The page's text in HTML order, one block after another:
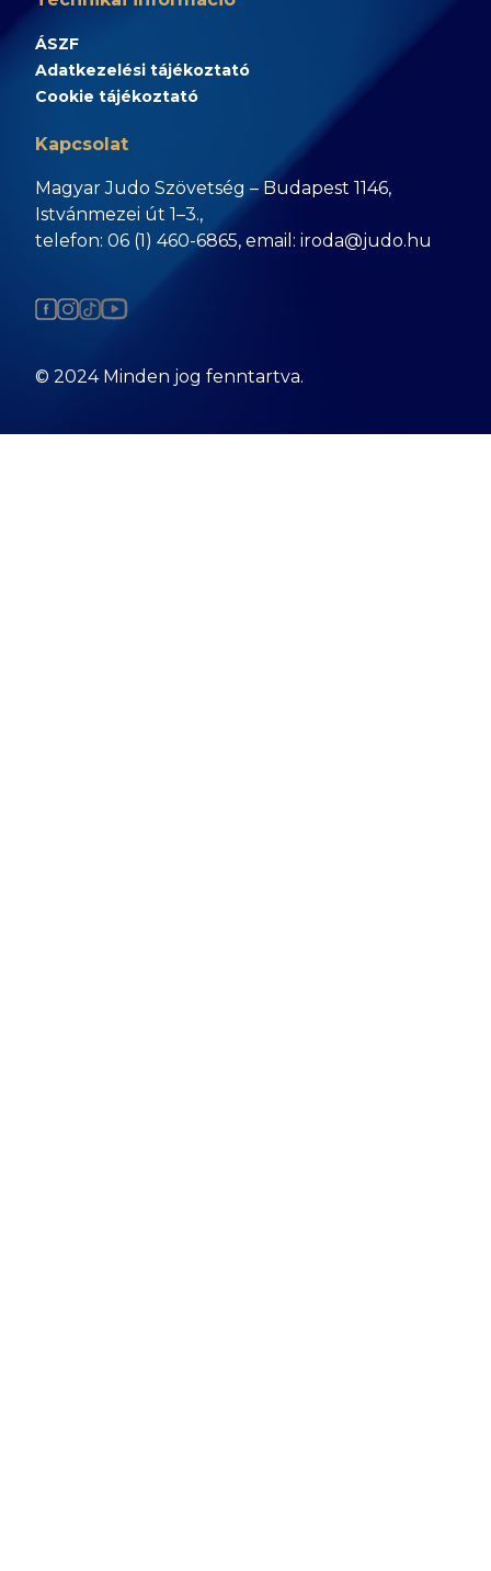
ÁSZF
Adatkezelési tájékoztató
Cookie tájékoztató
Kapcsolat
Magyar Judo Szövetség – Budapest 1146,
Istvánmezei út 1–3.,
telefon: 06 (1) 460-6865, email: iroda@judo.hu
© 2024 Minden jog fenntartva.